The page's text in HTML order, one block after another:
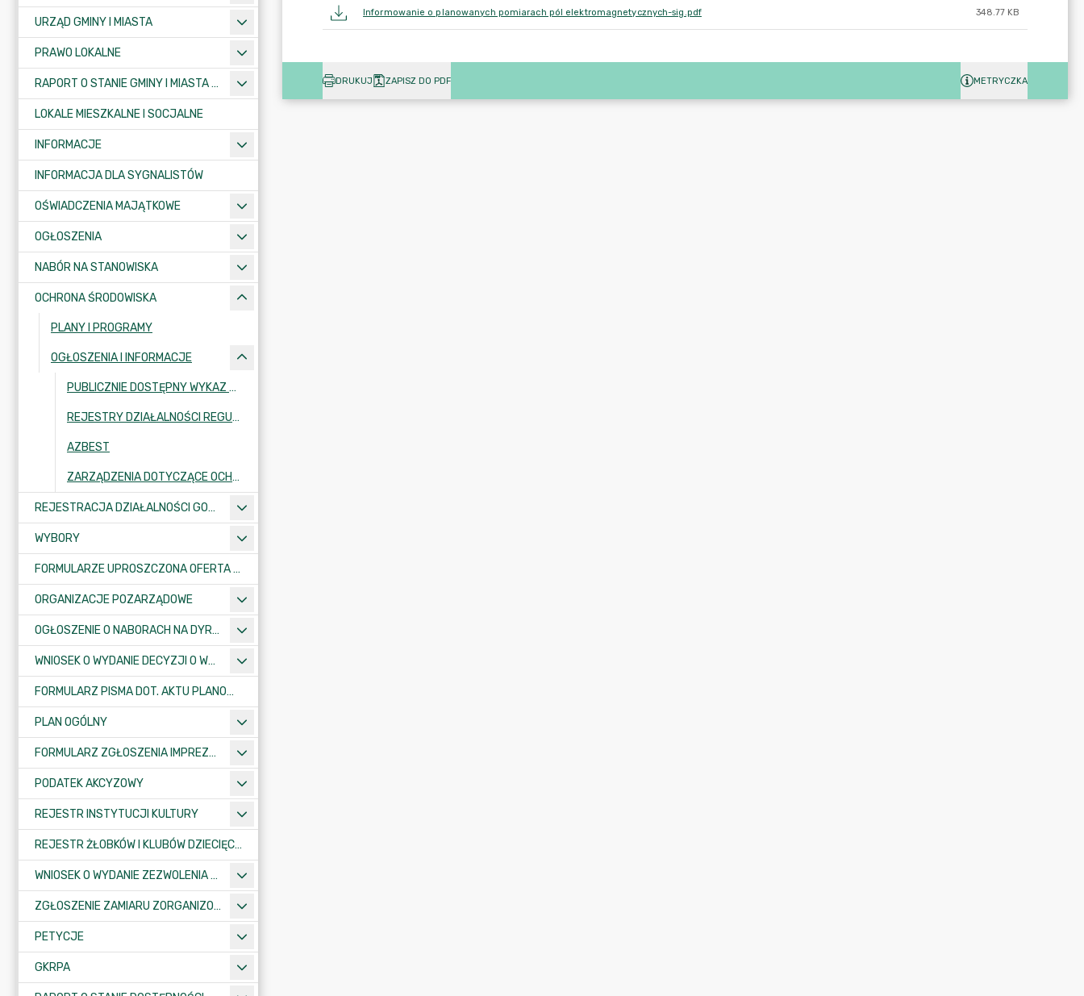
URZĄD GMINY I MIASTA
PRAWO LOKALNE
RAPORT O STANIE GMINY I MIASTA KRAJENKA
LOKALE MIESZKALNE I SOCJALNE
INFORMACJE
INFORMACJA DLA SYGNALISTÓW
OŚWIADCZENIA MAJĄTKOWE
OGŁOSZENIA
NABÓR NA STANOWISKA
OCHRONA ŚRODOWISKA
PLANY I PROGRAMY
OGŁOSZENIA I INFORMACJE
PUBLICZNIE DOSTĘPNY WYKAZ DANYCH O ŚRODOWISKU
REJESTRY DZIAŁALNOŚCI REGULOWANEJ
AZBEST
ZARZĄDZENIA DOTYCZĄCE OCHRONY ŚRODOWISKA
REJESTRACJA DZIAŁALNOŚCI GOSPODARCZEJ
WYBORY
FORMULARZE UPROSZCZONA OFERTA WYKONANIA ZADANIA PUBLICZNEGO
ORGANIZACJE POZARZĄDOWE
OGŁOSZENIE O NABORACH NA DYREKTORÓW PLACÓWEK OŚWIATOWYCH
WNIOSEK O WYDANIE DECYZJI O WARUNKACH ZABUDOWY/O USTALENIE INWESTYCJI CELU PUBLICZNEGO
FORMULARZ PISMA DOT. AKTU PLANOWANIA PRZESTRZENNEGO
PLAN OGÓLNY
FORMULARZ ZGŁOSZENIA IMPREZY SPORTOWO-REKREACYJNEJ, ARTYSTYCZNEJ LUB ROZRYWKOWEJ
PODATEK AKCYZOWY
REJESTR INSTYTUCJI KULTURY
REJESTR ŻŁOBKÓW I KLUBÓW DZIECIĘCYCH
WNIOSEK O WYDANIE ZEZWOLENIA NA ZAJĘCIE PASA DROGOWEGO
ZGŁOSZENIE ZAMIARU ZORGANIZOWANIA ZGROMADZENIA
PETYCJE
GKRPA
Informowanie o planowanych pomiarach pól elektromagnetycznych-sig.pdf 348.77 KB
DRUKUJ ZAPISZ DO PDF METRYCZKA